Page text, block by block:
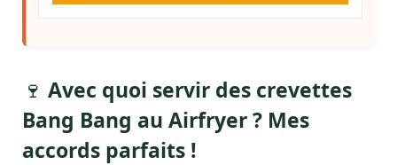
🍷 Avec quoi servir des crevettes
Bang Bang au Airfryer ? Mes
accords parfaits !